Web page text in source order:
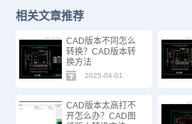
相关文章推荐
CAD版本不同怎么
转换？CAD版本转
换方法
2025-04-01
CAD版本太高打不
开怎么办？CAD图